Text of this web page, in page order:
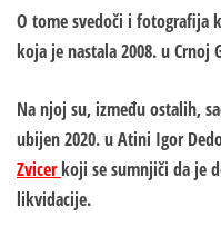
O tome svedoči i fotografija
koja je nastala 2008. u Crnoj
Na njoj su, između ostalih,
ubijen 2020. u Atini Igor
Zvicerkoji se sumnjiči da je
likvidacije.